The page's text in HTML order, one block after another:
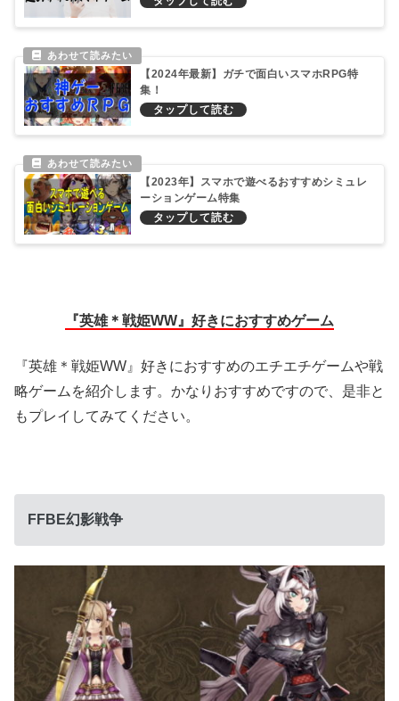
【2024年最新】ガチで面白いスマホRPG特
集！
【2023年】スマホで遊べるおすすめシミュレ
ーションゲーム特集
『英雄＊戦姫WW』好きにおすすめゲーム
『英雄＊戦姫WW』好きにおすすめのエチエチゲームや戦
略ゲームを紹介します。かなりおすすめですので、是非と
もプレイしてみてください。
FFBE幻影戦争